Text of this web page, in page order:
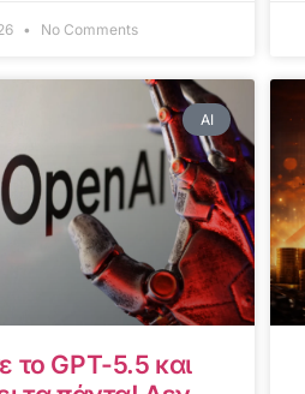
No Comments
AI
το GPT-5.5 και